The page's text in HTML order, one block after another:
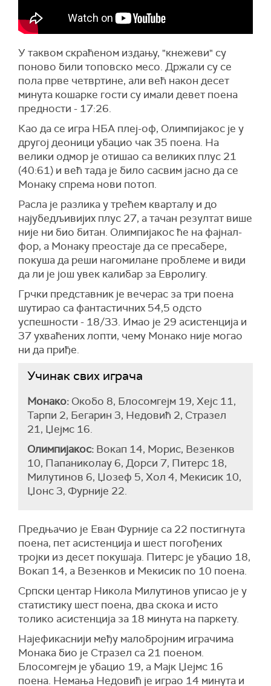
У таквом скраћеном издању, "кнежеви" су
поново били топовско месо. Држали су се
пола прве четвртине, али већ након десет
минута кошарке гости су имали девет поена
предности - 17:26.
Као да се игра НБА плеј-оф, Олимпијакос је у
другој деоници убацио чак 35 поена. На
велики одмор је отишао са великих плус 21
(40:61) и већ тада је било сасвим јасно да се
Монаку спрема нови потоп.
Расла је разлика у трећем кварталу и до
најубедљивијих плус 27, а тачан резултат више
није ни био битан. Олимпијакос ће на фајнал-
фор, а Монаку преостаје да се пресабере,
покуша да реши нагомилане проблеме и види
да ли је још увек калибар за Евролигу.
Грчки представник је вечерас за три поена
шутирао са фантастичних 54,5 одсто
успешности - 18/33. Имао је 29 асистенција и
37 ухваћених лопти, чему Монако није могао
ни да приђе.
Учинак свих играча
Монако: Окобо 8, Блосомгејм 19, Хејс 11,
Тарпи 2, Бегарин 3, Недовић 2, Стразел
21, Џејмс 16.
Олимпијакос: Вокап 14, Морис, Везенков
10, Папаниколау 6, Дорси 7, Питерс 18,
Милутинов 6, Џозеф 5, Хол 4, Мекисик 10,
Џонс 3, Фурније 22.
Предњачио је Еван Фурније са 22 постигнута
поена, пет асистенција и шест погођених
тројки из десет покушаја. Питерс је убацио 18,
Вокап 14, а Везенков и Мекисик по 10 поена.
Српски центар Никола Милутинов уписао је у
статистику шест поена, два скока и исто
толико асистенција за 18 минута на паркету.
Најефикаснији међу малобројним играчима
Монака био је Стразел са 21 поеном.
Блосомгејм је убацио 19, а Мајк Џејмс 16
поена. Немања Недовић је играо 14 минута и